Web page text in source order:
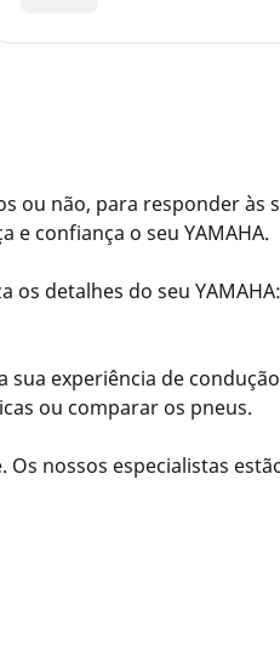
ou não, para responder às
confiança o seu YAMAHA.
detalhes do seu
sua experiência de
ou comparar os pneus.
nossos especialistas